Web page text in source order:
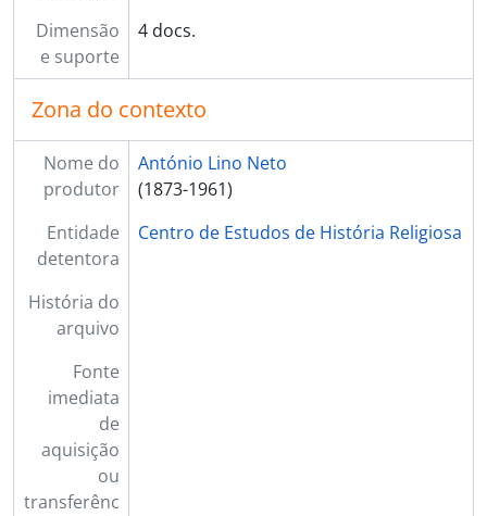
Dimensão
e suporte
4 docs.
Zona do contexto
Nome do
produtor
António Lino Neto
(1873-1961)
Entidade
detentora
Centro de Estudos de História Religiosa
História do
arquivo
Fonte
imediata
de
aquisição
ou
transferênc